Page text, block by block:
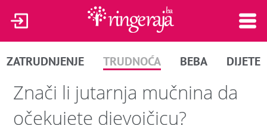
ZATRUDNJENJE TRUDNOĆA BEBA DIJETE
Znači li jutarnja mučnina da
očekujete djevojčicu?